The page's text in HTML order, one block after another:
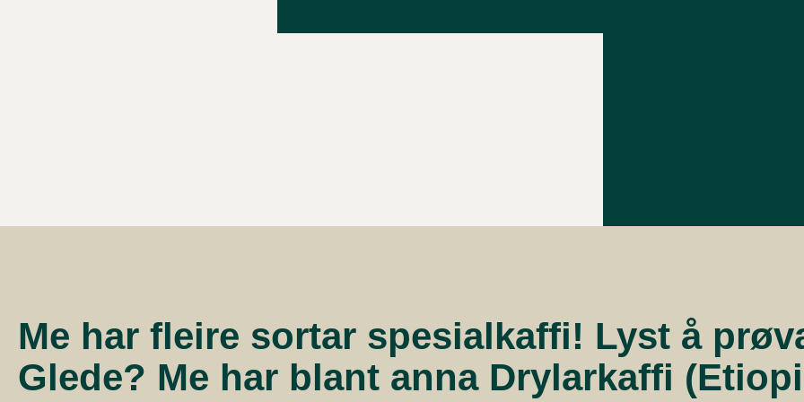
Me har fleire sortar spesialkaffi! Lyst å
Glede? Me har blant anna Drylarkaffi